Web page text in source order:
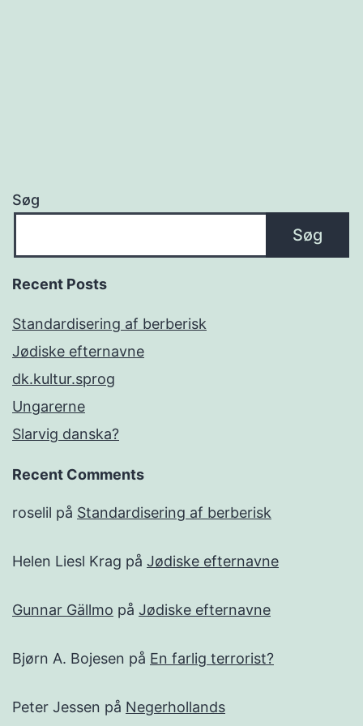
Søg
Søg
Recent Posts
Standardisering af berberisk
Jødiske efternavne
dk.kultur.sprog
Ungarerne
Slarvig danska?
Recent Comments
roselil på Standardisering af berberisk
Helen Liesl Krag på Jødiske efternavne
Gunnar Gällmo på Jødiske efternavne
Bjørn A. Bojesen på En farlig terrorist?
Peter Jessen på Negerhollands